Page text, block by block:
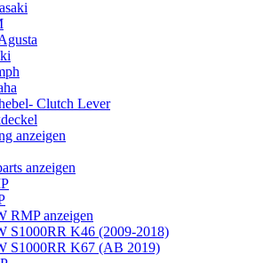
Clutch Lever
anzeigen
anzeigen
RMP anzeigen
S1000RR K46 (2009-2018)
S1000RR K67 (AB 2019)